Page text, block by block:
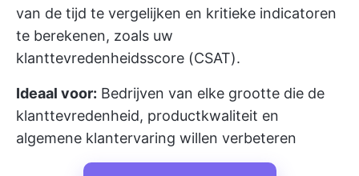
van de tijd te vergelijken en kritieke indicatoren
te berekenen, zoals uw
klanttevredenheidsscore (CSAT).
Ideaal voor: Bedrijven van elke grootte die de
klanttevredenheid, productkwaliteit en
algemene klantervaring willen verbeteren